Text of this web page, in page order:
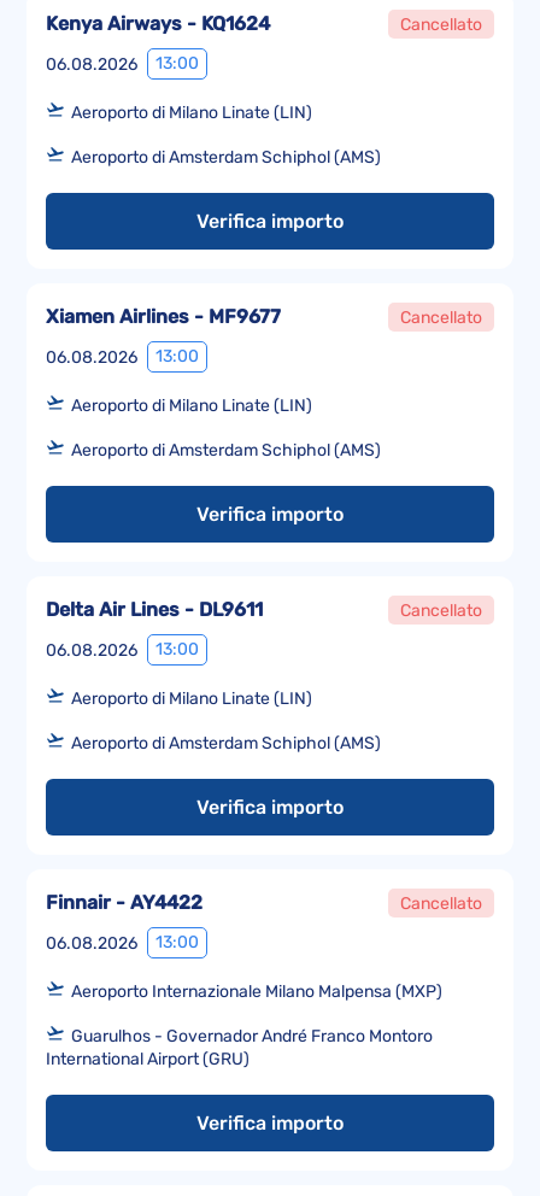
06.08.2026 13:00
Kenya Airways - KQ1624 Cancellato
Aeroporto di Milano Linate (LIN)
Aeroporto di Amsterdam Schiphol (AMS)
Verifica importo
06.08.2026 13:00
Xiamen Airlines - MF9677 Cancellato
Aeroporto di Milano Linate (LIN)
Aeroporto di Amsterdam Schiphol (AMS)
Verifica importo
06.08.2026 13:00
Delta Air Lines - DL9611 Cancellato
Aeroporto di Milano Linate (LIN)
Aeroporto di Amsterdam Schiphol (AMS)
Verifica importo
06.08.2026 13:00
Finnair - AY4422 Cancellato
Aeroporto Internazionale Milano Malpensa (MXP)
Guarulhos - Governador André Franco Montoro
International Airport (GRU)
Verifica importo